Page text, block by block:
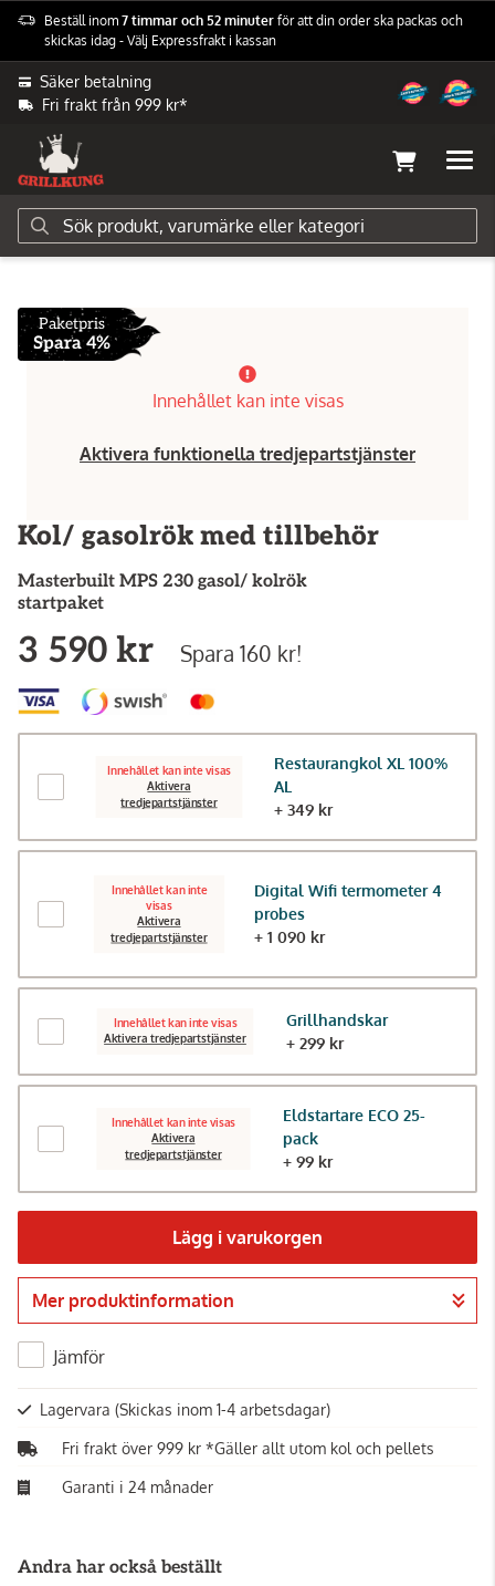
Beställ inom 7 timmar och 52 minuter för att din order ska packas och
skickas idag - Välj Expressfrakt i kassan
Säker betalning
Fri frakt från 999 kr*
Grillar Kolgrillar Rökar
Paketpris
Spara 4%
Innehållet kan inte visas
Aktivera funktionella tredjepartstjänster
Kol/ gasolrök med tillbehör
Masterbuilt MPS 230 gasol/ kolrök
startpaket
3 590 kr Spara 160 kr!
Innehållet kan inte visas
Aktivera
tredjepartstjänster
Restaurangkol XL 100%
AL
+ 349 kr
Innehållet kan inte
visas
Aktivera
tredjepartstjänster
Digital Wifi termometer 4
probes
+ 1 090 kr
Innehållet kan inte visas
Aktivera tredjepartstjänster
Grillhandskar
+ 299 kr
Innehållet kan inte visas
Aktivera
tredjepartstjänster
Eldstartare ECO 25-
pack
+ 99 kr
Lägg i varukorgen
Gå till kassan
Mer produktinformation
Jämför
Lagervara (Skickas inom 1-4 arbetsdagar)
Fri frakt över 999 kr *Gäller allt utom kol och pellets
Garanti i 24 månader
Andra har också beställt